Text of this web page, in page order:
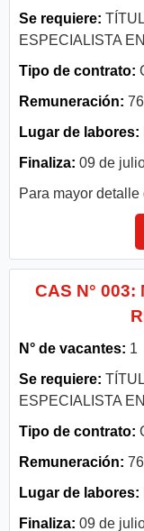
Se requiere:
ESPECIALISTA
Tipo de contrato:
Remuneración:
Lugar de labores:
Finaliza: 09 de
Para mayor
CAS N° 003:
N° de vacantes: 1
Se requiere:
ESPECIALISTA
Tipo de contrato:
Remuneración:
Lugar de labores:
Finaliza: 09 de